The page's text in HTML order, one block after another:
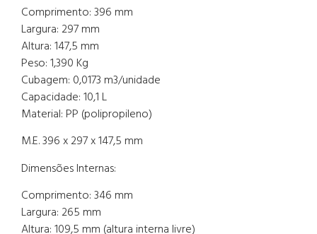
Comprimento: 396 mm
Largura: 297 mm
Altura: 147,5 mm
Peso: 1,390 Kg
Cubagem: 0,0173 m3/unidade
Capacidade: 10,1 L
Material: PP (polipropileno)
M.E. 396 x 297 x 147,5 mm
Dimensões Internas:
Comprimento: 346 mm
Largura: 265 mm
Altura: 109,5 mm (altura interna livre)